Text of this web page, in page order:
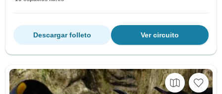
Ver circuito
Descargar folleto